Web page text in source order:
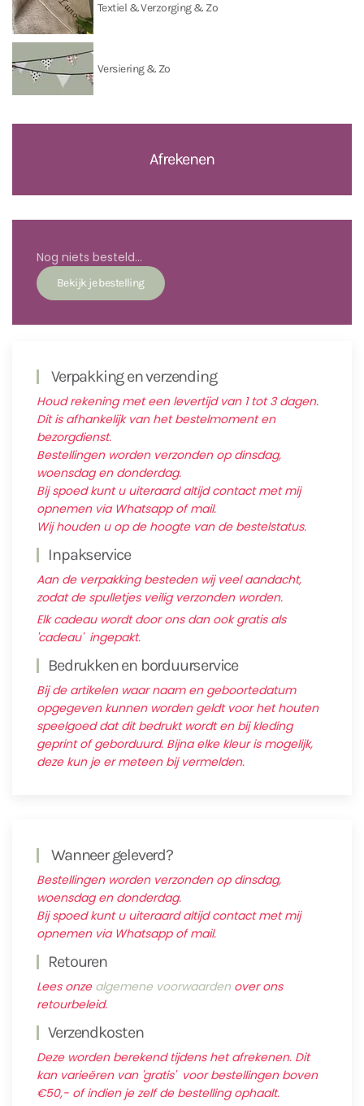
Textiel & Verzorging & Zo
Versiering & Zo
Afrekenen
Nog niets besteld...
Verpakking en verzending
Houd rekening met een levertijd van 1 tot 3 dagen.
Dit is afhankelijk van het bestelmoment en
bezorgdienst.
Bestellingen worden verzonden op dinsdag,
woensdag en donderdag.
Bij spoed kunt u uiteraard altijd contact met mij
opnemen via Whatsapp of mail.
Wij houden u op de hoogte van de bestelstatus.
Inpakservice
Aan de verpakking besteden wij veel aandacht,
zodat de spulletjes veilig verzonden worden.
Elk cadeau wordt door ons dan ook gratis als
'cadeau' ingepakt.
Bedrukken en borduurservice
Bij de artikelen waar naam en geboortedatum
opgegeven kunnen worden geldt voor het houten
speelgoed dat dit bedrukt wordt en bij kleding
geprint of geborduurd. Bijna elke kleur is mogelijk,
deze kun je er meteen bij vermelden.
Wanneer geleverd?
Bestellingen worden verzonden op dinsdag,
woensdag en donderdag.
Bij spoed kunt u uiteraard altijd contact met mij
opnemen via Whatsapp of mail.
Retouren
Lees onze algemene voorwaarden over ons
retourbeleid.
Verzendkosten
Deze worden berekend tijdens het afrekenen. Dit
kan varieëren van 'gratis' voor bestellingen boven
€50,- of indien je zelf de bestelling ophaalt.